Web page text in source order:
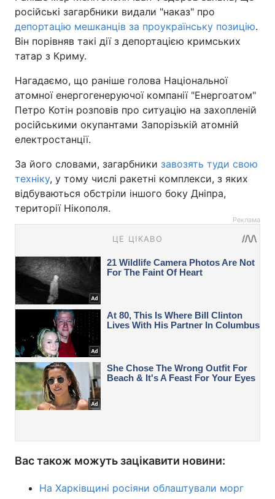
російські загарбники видали "наказ" про
депортацію мешканців за проукраїнську позицію.
Він порівняв такі дії з депортацією кримських
татар з Криму.
Нагадаємо, що раніше голова Національної
атомної енергогенеруючої компанії "Енергоатом"
Петро Котін розповів про ситуацію на захопленій
російськими окупантами Запорізькій атомній
електростанції.
За його словами, загарбники завозять туди свою
техніку, у тому числі ракетні комплекси, з яких
відбуваються обстріли іншого боку Дніпра,
території Нікополя.
Реклама
Вас також можуть зацікавити новини:
На Харківщині росіяни облаштували морг